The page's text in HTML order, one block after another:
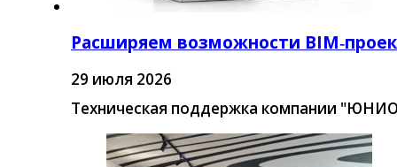
Расширяем возможности
29 июля 2026
Техническая поддержка компании